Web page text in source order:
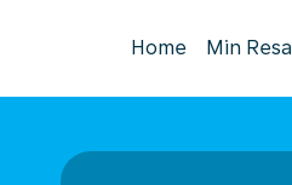
Home Min Resa